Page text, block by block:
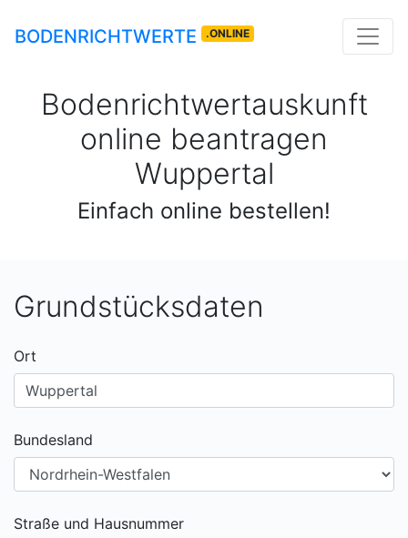
BODENRICHTWERTE .ONLINE
Bodenrichtwertauskunft
online beantragen
Wuppertal
Einfach online bestellen!
Grundstücksdaten
Ort
Bundesland
Straße und Hausnummer